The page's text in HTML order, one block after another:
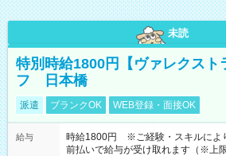
未読
特別時給1800円【ヴァレクスト
フ 日本橋
派遣 ブランクOK WEB登録・面接OK
給与
時給1800円 ※ご経験・スキルによ
前払いで給与が受け取れます（※上